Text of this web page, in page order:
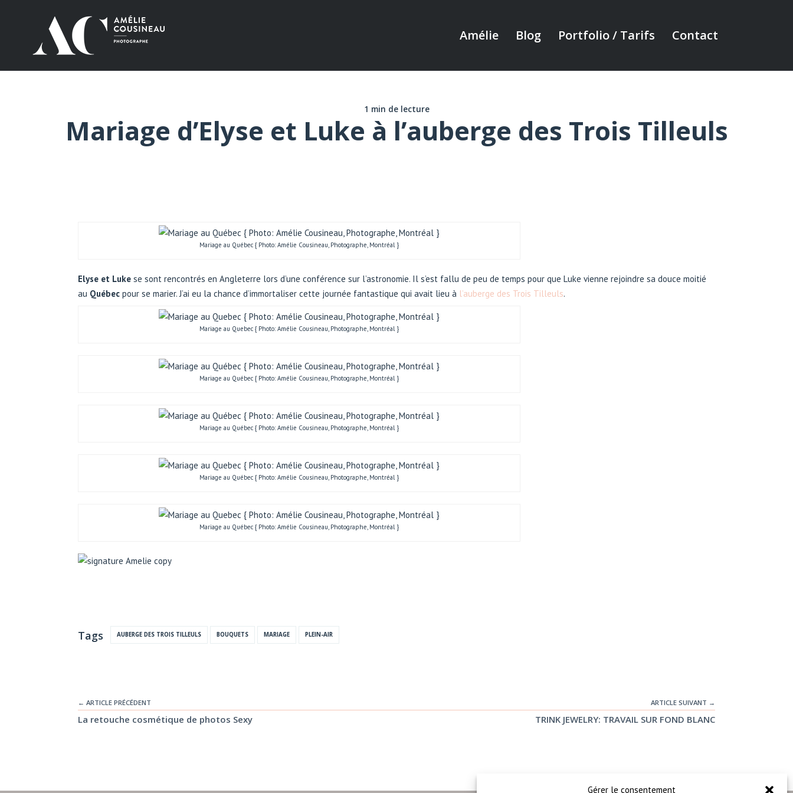
Gérer le consentement
Amélie Blog Portfolio / Tarifs Contact
1 min de lecture
Mariage d’Elyse et Luke à l’auberge des Trois Tilleuls
Mariage au Québec { Photo: Amélie Cousineau, Photographe, Montréal }
Elyse et Luke se sont rencontrés en Angleterre lors d’une conférence sur l’astronomie. Il s’est fallu de peu de temps pour que Luke vienne rejoindre sa douce moitié
au Québec pour se marier. J’ai eu la chance d’immortaliser cette journée fantastique qui avait lieu à l’auberge des Trois Tilleuls.
Mariage au Quebec { Photo: Amélie Cousineau, Photographe, Montréal }
Mariage au Québec { Photo: Amélie Cousineau, Photographe, Montréal }
Mariage au Québec { Photo: Amélie Cousineau, Photographe, Montréal }
Mariage au Québec { Photo: Amélie Cousineau, Photographe, Montréal }
Mariage au Québec { Photo: Amélie Cousineau, Photographe, Montréal }
Tags AUBERGE DES TROIS TILLEULS BOUQUETS MARIAGE PLEIN-AIR
← ARTICLE PRÉCÉDENT
La retouche cosmétique de photos Sexy
ARTICLE SUIVANT →
TRINK JEWELRY: TRAVAIL SUR FOND BLANC